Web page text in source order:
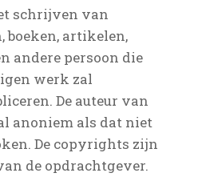
schrijven van
boeken, artikelen,
andere persoon die
werk zal
De auteur van
anoniem als dat niet
De copyrights zijn
de opdrachtgever.